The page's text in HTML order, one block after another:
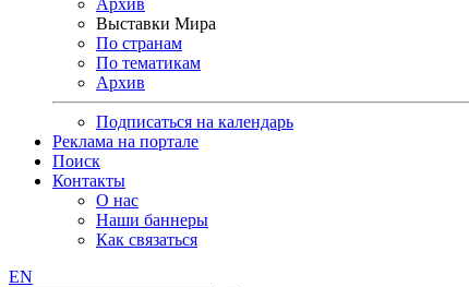
Архив
Выставки Мира
По странам
По тематикам
Архив
Подписаться на календарь
Реклама на портале
Поиск
Контакты
О нас
Наши баннеры
Как связаться
EN